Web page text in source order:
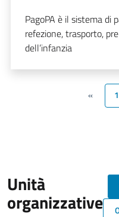
PagoPA è il sistema di
refezione, trasporto,
dell’infanzia
« 1
Unità
organizzative